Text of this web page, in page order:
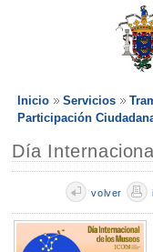
Inicio Servicios
Participación
Día
volver